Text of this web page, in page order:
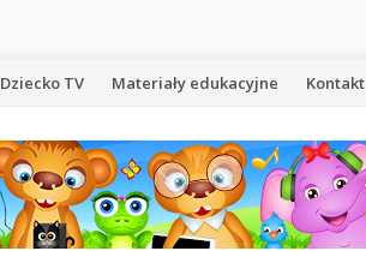
Dziecko TV Materiały edukacyjne Kontakt